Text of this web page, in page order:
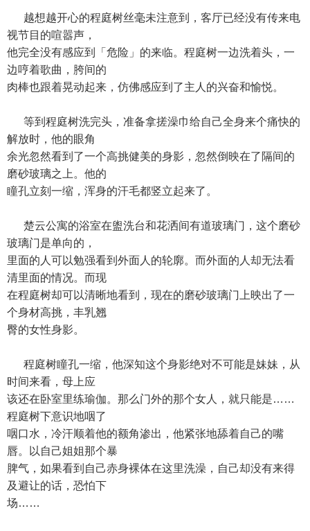
越想越开心的程庭树丝毫未注意到，客厅已经没有传来电
视节目的喧嚣声，
他完全没有感应到「危险」的来临。程庭树一边洗着头，一
边哼着歌曲，胯间的
肉棒也跟着晃动起来，仿佛感应到了主人的兴奋和愉悦。
等到程庭树洗完头，准备拿搓澡巾给自己全身来个痛快的
解放时，他的眼角
余光忽然看到了一个高挑健美的身影，忽然倒映在了隔间的
磨砂玻璃之上。他的
瞳孔立刻一缩，浑身的汗毛都竖立起来了。
楚云公寓的浴室在盥洗台和花洒间有道玻璃门，这个磨砂
玻璃门是单向的，
里面的人可以勉强看到外面人的轮廓。而外面的人却无法看
清里面的情况。而现
在程庭树却可以清晰地看到，现在的磨砂玻璃门上映出了一
个身材高挑，丰乳翘
臀的女性身影。
程庭树瞳孔一缩，他深知这个身影绝对不可能是妹妹，从
时间来看，母上应
该还在卧室里练瑜伽。那么门外的那个女人，就只能是……
程庭树下意识地咽了
咽口水，冷汗顺着他的额角渗出，他紧张地舔着自己的嘴
唇。以自己姐姐那个暴
脾气，如果看到自己赤身裸体在这里洗澡，自己却没有来得
及避让的话，恐怕下
场……